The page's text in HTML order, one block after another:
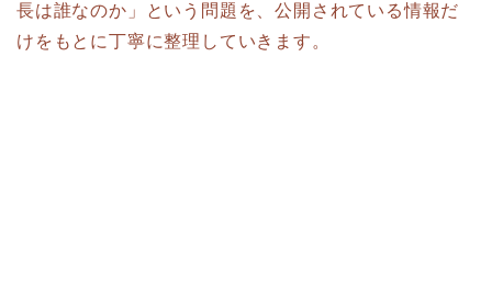
長は誰なのか」という問題を、公開されている情報だ
けをもとに丁寧に整理していきます。